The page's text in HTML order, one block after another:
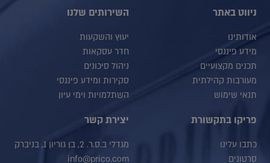
ניווט באתר
אודותינו
מידע פיננסי
תכנים מקצועיים
מעורבות קהילתית
תנאי שימוש
השירותים שלנו
יעוץ והשקעות
חדר עסקאות
ניהול סיכונים
סקירות ומידע פיננסי
השתלמויות וימי עיון
פריקו בתקשורת
כתבו עלינו
סרטונים
יצירת קשר
מגדלי ב.ס.ר. 2, בן גוריון 1, בניברק
info@prico.com